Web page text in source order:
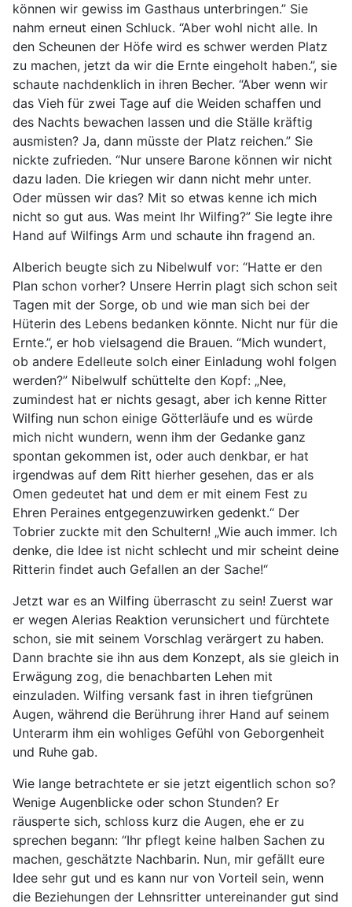
können wir gewiss im Gasthaus unterbringen.” Sie
nahm erneut einen Schluck. “Aber wohl nicht alle. In
den Scheunen der Höfe wird es schwer werden Platz
zu machen, jetzt da wir die Ernte eingeholt haben.”, sie
schaute nachdenklich in ihren Becher. “Aber wenn wir
das Vieh für zwei Tage auf die Weiden schaffen und
des Nachts bewachen lassen und die Ställe kräftig
ausmisten? Ja, dann müsste der Platz reichen.” Sie
nickte zufrieden. “Nur unsere Barone können wir nicht
dazu laden. Die kriegen wir dann nicht mehr unter.
Oder müssen wir das? Mit so etwas kenne ich mich
nicht so gut aus. Was meint Ihr Wilfing?” Sie legte ihre
Hand auf Wilfings Arm und schaute ihn fragend an.
Alberich beugte sich zu Nibelwulf vor: “Hatte er den
Plan schon vorher? Unsere Herrin plagt sich schon seit
Tagen mit der Sorge, ob und wie man sich bei der
Hüterin des Lebens bedanken könnte. Nicht nur für die
Ernte.”, er hob vielsagend die Brauen. “Mich wundert,
ob andere Edelleute solch einer Einladung wohl folgen
werden?” Nibelwulf schüttelte den Kopf: „Nee,
zumindest hat er nichts gesagt, aber ich kenne Ritter
Wilfing nun schon einige Götterläufe und es würde
mich nicht wundern, wenn ihm der Gedanke ganz
spontan gekommen ist, oder auch denkbar, er hat
irgendwas auf dem Ritt hierher gesehen, das er als
Omen gedeutet hat und dem er mit einem Fest zu
Ehren Peraines entgegenzuwirken gedenkt.“ Der
Tobrier zuckte mit den Schultern! „Wie auch immer. Ich
denke, die Idee ist nicht schlecht und mir scheint deine
Ritterin findet auch Gefallen an der Sache!“
Jetzt war es an Wilfing überrascht zu sein! Zuerst war
er wegen Alerias Reaktion verunsichert und fürchtete
schon, sie mit seinem Vorschlag verärgert zu haben.
Dann brachte sie ihn aus dem Konzept, als sie gleich in
Erwägung zog, die benachbarten Lehen mit
einzuladen. Wilfing versank fast in ihren tiefgrünen
Augen, während die Berührung ihrer Hand auf seinem
Unterarm ihm ein wohliges Gefühl von Geborgenheit
und Ruhe gab.
Wie lange betrachtete er sie jetzt eigentlich schon so?
Wenige Augenblicke oder schon Stunden? Er
räusperte sich, schloss kurz die Augen, ehe er zu
sprechen begann: “Ihr pflegt keine halben Sachen zu
machen, geschätzte Nachbarin. Nun, mir gefällt eure
Idee sehr gut und es kann nur von Vorteil sein, wenn
die Beziehungen der Lehnsritter untereinander gut sind